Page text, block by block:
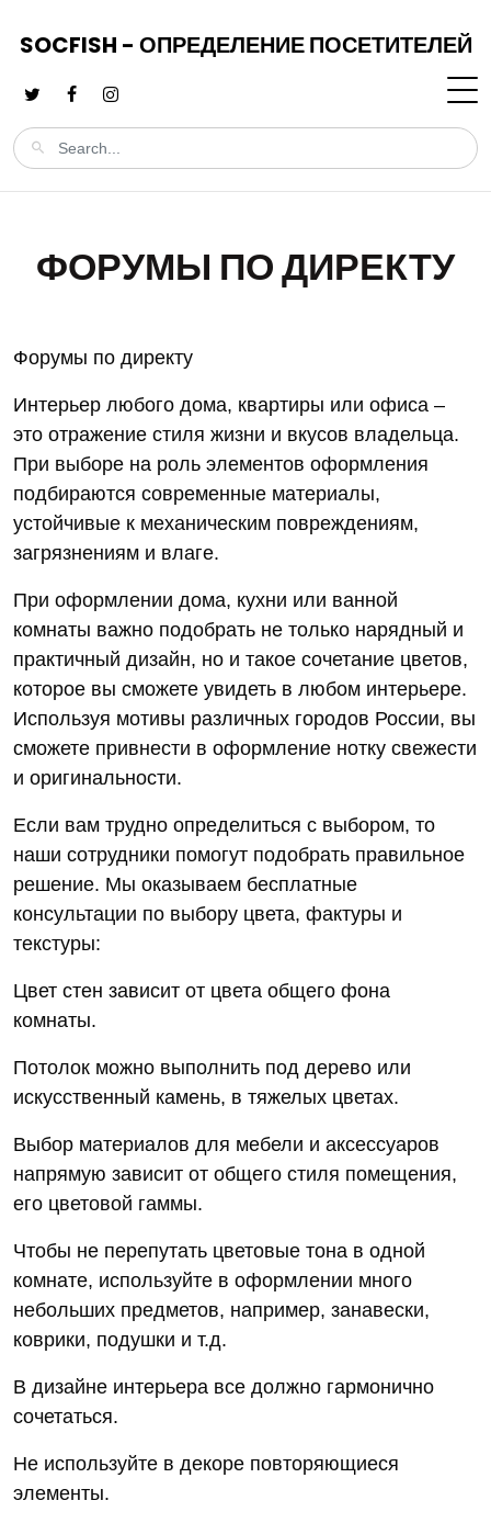
SOCFISH - ОПРЕДЕЛЕНИЕ ПОСЕТИТЕЛЕЙ
ФОРУМЫ ПО ДИРЕКТУ
Форумы по директу
Интерьер любого дома, квартиры или офиса –
это отражение стиля жизни и вкусов владельца.
При выборе на роль элементов оформления
подбираются современные материалы,
устойчивые к механическим повреждениям,
загрязнениям и влаге.
При оформлении дома, кухни или ванной
комнаты важно подобрать не только нарядный и
практичный дизайн, но и такое сочетание цветов,
которое вы сможете увидеть в любом интерьере.
Используя мотивы различных городов России, вы
сможете привнести в оформление нотку свежести
и оригинальности.
Если вам трудно определиться с выбором, то
наши сотрудники помогут подобрать правильное
решение. Мы оказываем бесплатные
консультации по выбору цвета, фактуры и
текстуры:
Цвет стен зависит от цвета общего фона
комнаты.
Потолок можно выполнить под дерево или
искусственный камень, в тяжелых цветах.
Выбор материалов для мебели и аксессуаров
напрямую зависит от общего стиля помещения,
его цветовой гаммы.
Чтобы не перепутать цветовые тона в одной
комнате, используйте в оформлении много
небольших предметов, например, занавески,
коврики, подушки и т.д.
В дизайне интерьера все должно гармонично
сочетаться.
Не используйте в декоре повторяющиеся
элементы.